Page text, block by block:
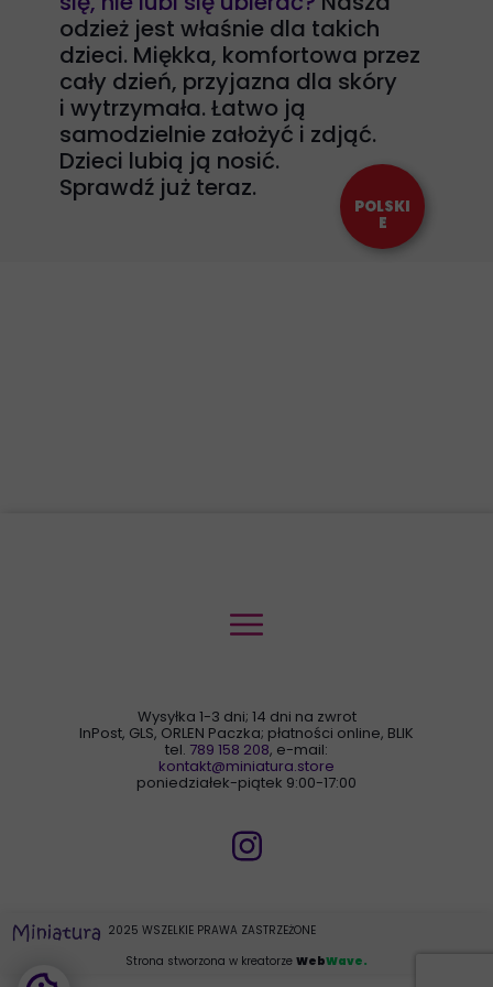
POLSKI
E
odzież jest właśnie dla takich
dzieci. Miękka, komfortowa przez
cały dzień, przyjazna dla skóry
i wytrzymała. Łatwo ją
samodzielnie założyć i zdjąć.
Dzieci lubią ją nosić.
Sprawdź już teraz.
Wysyłka 1-3 dni; 14 dni na zwrot
InPost, GLS, ORLEN Paczka; płatności online, BLIK
tel. 789 158 208, e-mail:
kontakt@miniatura.store
poniedziałek-piątek 9:00-17:00
2025 WSZELKIE PRAWA ZASTRZEŻONE
Strona stworzona w kreatorze WebWave.